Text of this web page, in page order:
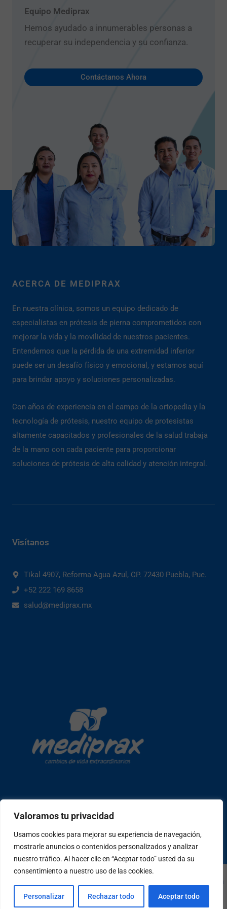
Valoramos tu privacidad
Usamos cookies para mejorar su experiencia de navegación,
mostrarle anuncios o contenidos personalizados y analizar
nuestro tráfico. Al hacer clic en “Aceptar todo” usted da su
consentimiento a nuestro uso de las cookies.
Personalizar Rechazar todo Aceptar todo
Equipo Mediprax
Hemos ayudado a innumerables personas a
recuperar su independencia y su confianza.
Contáctanos Ahora
ACERCA DE MEDIPRAX
En nuestra clínica, somos un equipo dedicado de
especialistas en prótesis de pierna comprometidos con
mejorar la vida y la movilidad de nuestros pacientes.
Entendemos que la pérdida de una extremidad inferior
puede ser un desafío físico y emocional, y estamos aquí
para brindar apoyo y soluciones personalizadas.
Con años de experiencia en el campo de la ortopedia y la
tecnología de prótesis, nuestro equipo de protesistas
altamente capacitados y profesionales de la salud trabaja
de la mano con cada paciente para proporcionar
soluciones de prótesis de alta calidad y atención integral.
Web
Visítanos
Tikal 4907, Reforma Agua Azul, CP. 72430 Puebla, Pue.
+52 222 169 8658
salud@mediprax.mx
W
h
a
t
s
a
p
F
a
c
e
b
o
I
n
s
t
a
T
i
k
t
o
k
P
e
o
p
l
e
-
Sastrería
Web